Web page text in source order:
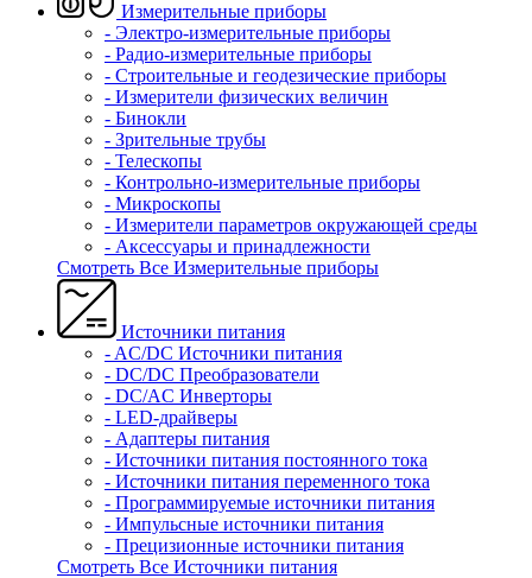
Измерительные приборы
- Электро-измерительные приборы
- Радио-измерительные приборы
- Строительные и геодезические приборы
- Измерители физических величин
- Бинокли
- Зрительные трубы
- Телескопы
- Контрольно-измерительные приборы
- Микроскопы
- Измерители параметров окружающей среды
- Аксессуары и принадлежности
Смотреть Все Измерительные приборы
Источники питания
- AC/DC Источники питания
- DC/DC Преобразователи
- DC/AC Инверторы
- LED-драйверы
- Адаптеры питания
- Источники питания постоянного тока
- Источники питания переменного тока
- Программируемые источники питания
- Импульсные источники питания
- Прецизионные источники питания
Смотреть Все Источники питания